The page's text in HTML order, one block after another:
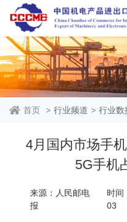
首页 > 行业频道 > 行业数
4月国内市场手
5G手机
来源：人民邮电
报
时间
03